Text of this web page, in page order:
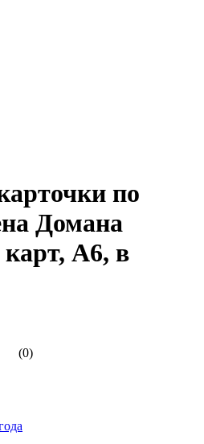
по
Домана
А6, в
(0)